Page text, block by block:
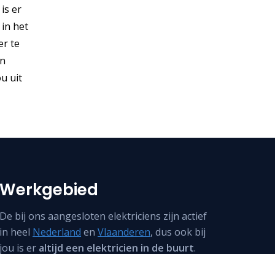
er
in het
te
uit
Werkgebied
De bij ons aangesloten elektriciens zijn actief
in heel Nederland enVlaanderen, dus ook bij
jou is er altijd een elektricien in de buurt.